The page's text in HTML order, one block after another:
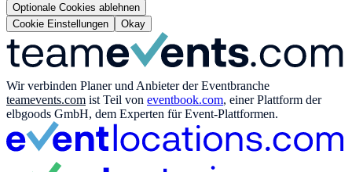
Optionale Cookies ablehnen
Cookie Einstellungen
Okay
Wir verbinden Planer und Anbieter der Eventbranche
teamevents.com ist Teil von eventbook.com, einer Plattform der
elbgoods GmbH, dem Experten für Event-Plattformen.